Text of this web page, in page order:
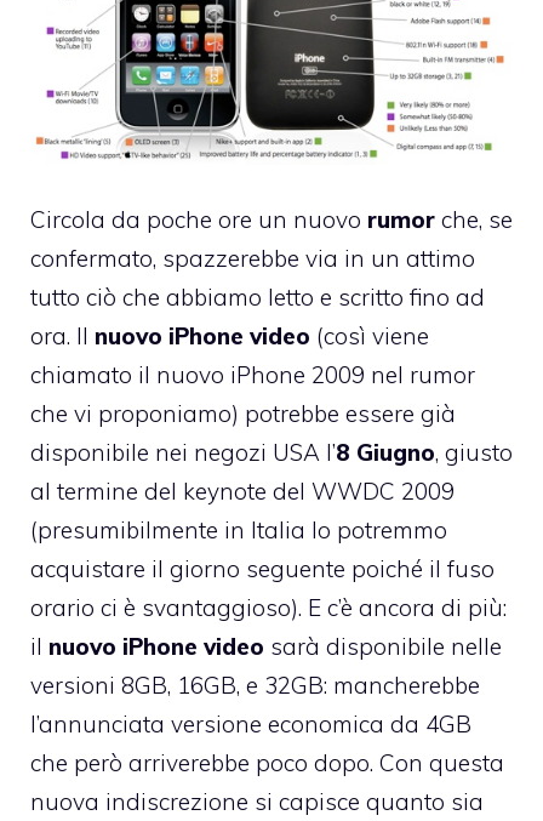
Circola da poche ore un nuovo rumor che, se
confermato, spazzerebbe via in un attimo
tutto ciò che abbiamo letto e scritto fino ad
ora. Il nuovo iPhone video (così viene
chiamato il nuovo iPhone 2009 nel rumor
che vi proponiamo) potrebbe essere già
disponibile nei negozi USA l’8 Giugno, giusto
al termine del keynote del WWDC 2009
(presumibilmente in Italia lo potremmo
acquistare il giorno seguente poiché il fuso
orario ci è svantaggioso). E c’è ancora di più:
il nuovo iPhone video sarà disponibile nelle
versioni 8GB, 16GB, e 32GB: mancherebbe
l’annunciata versione economica da 4GB
che però arriverebbe poco dopo. Con questa
nuova indiscrezione si capisce quanto sia